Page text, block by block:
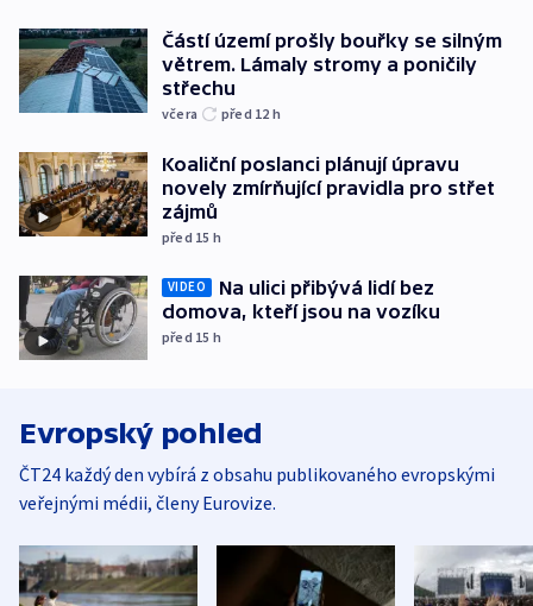
Částí území prošly bouřky se silným
větrem. Lámaly stromy a poničily
střechu
včera před 12 h
Koaliční poslanci plánují úpravu
novely zmírňující pravidla pro střet
zájmů
před 15 h
VIDEO
Na ulici přibývá lidí bez
domova, kteří jsou na vozíku
před 15 h
Evropský pohled
ČT24 každý den vybírá z obsahu publikovaného evropskými
veřejnými médii, členy Eurovize.